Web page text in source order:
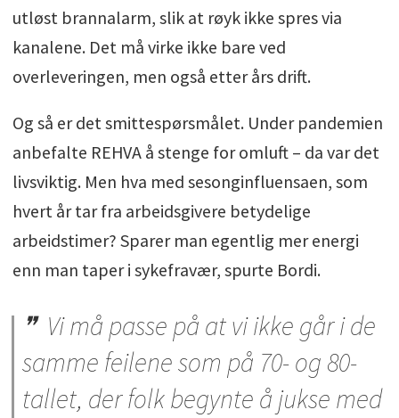
utløst brannalarm, slik at røyk ikke spres via
kanalene. Det må virke ikke bare ved
overleveringen, men også etter års drift.
Og så er det smittespørsmålet. Under pandemien
anbefalte REHVA å stenge for omluft – da var det
livsviktig. Men hva med sesonginfluensaen, som
hvert år tar fra arbeidsgivere betydelige
arbeidstimer? Sparer man egentlig mer energi
enn man taper i sykefravær, spurte Bordi.
Vi må passe på at vi ikke går i de
samme feilene som på 70- og 80-
tallet, der folk begynte å jukse med